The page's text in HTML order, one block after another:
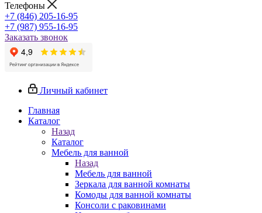
Телефоны
+7 (846) 205-16-95
+7 (987) 955-16-95
Заказать звонок
Личный кабинет
Главная
Каталог
Назад
Каталог
Мебель для ванной
Назад
Мебель для ванной
Зеркала для ванной комнаты
Комоды для ванной комнаты
Консоли с раковинами